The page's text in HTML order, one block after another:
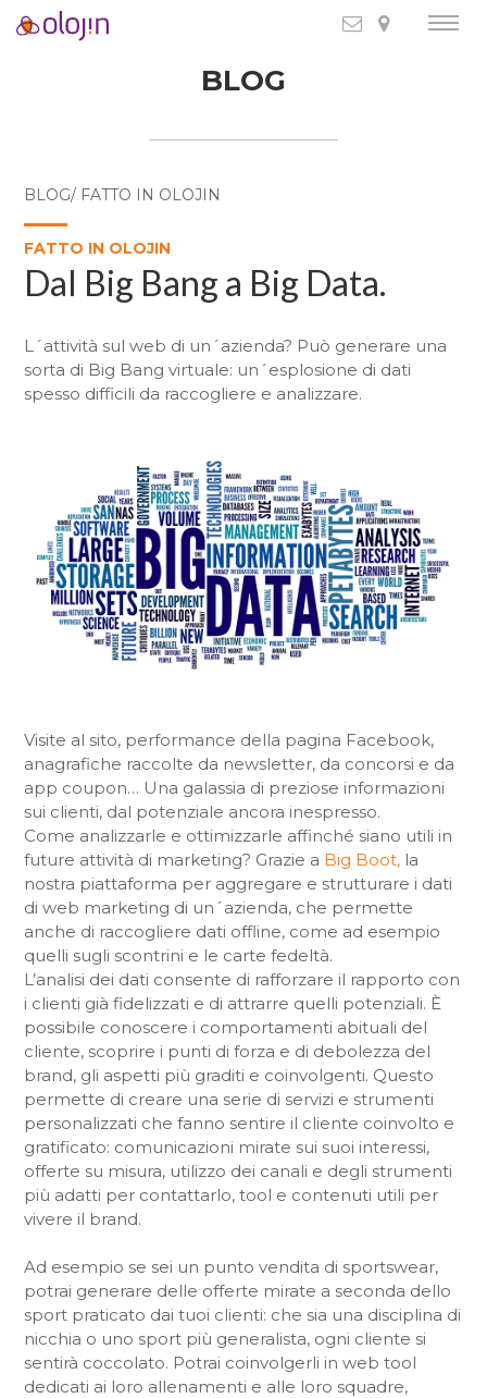
BLOG
BLOG/ FATTO IN OLOJIN
FATTO IN OLOJIN
Dal Big Bang a Big Data.
L´attività sul web di un´azienda? Può generare una
sorta di Big Bang virtuale: un´esplosione di dati
spesso difficili da raccogliere e analizzare.
Visite al sito, performance della pagina Facebook,
anagrafiche raccolte da newsletter, da concorsi e da
app coupon… Una galassia di preziose informazioni
sui clienti, dal potenziale ancora inespresso.
Come analizzarle e ottimizzarle affinché siano utili in
future attività di marketing? Grazie a Big Boot,la
nostra piattaforma per aggregare e strutturare i dati
di web marketing di un´azienda, che permette
anche di raccogliere dati offline, come ad esempio
quelli sugli scontrini e le carte fedeltà.
L’analisi dei dati consente di rafforzare il rapporto con
i clienti già fidelizzati e di attrarre quelli potenziali. È
possibile conoscere i comportamenti abituali del
cliente, scoprire i punti di forza e di debolezza del
brand, gli aspetti più graditi e coinvolgenti. Questo
permette di creare una serie di servizi e strumenti
personalizzati che fanno sentire il cliente coinvolto e
gratificato: comunicazioni mirate sui suoi interessi,
offerte su misura, utilizzo dei canali e degli strumenti
più adatti per contattarlo, tool e contenuti utili per
vivere il brand.
Ad esempio se sei un punto vendita di sportswear,
potrai generare delle offerte mirate a seconda dello
sport praticato dai tuoi clienti: che sia una disciplina di
nicchia o uno sport più generalista, ogni cliente si
sentirà coccolato. Potrai coinvolgerli in web tool
dedicati ai loro allenamenti e alle loro squadre,